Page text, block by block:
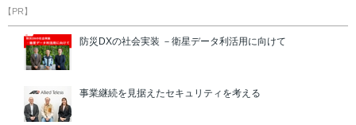
【PR】
防災DXの社会実装 －衛星データ利活用に向けて
事業継続を見据えたセキュリティを考える